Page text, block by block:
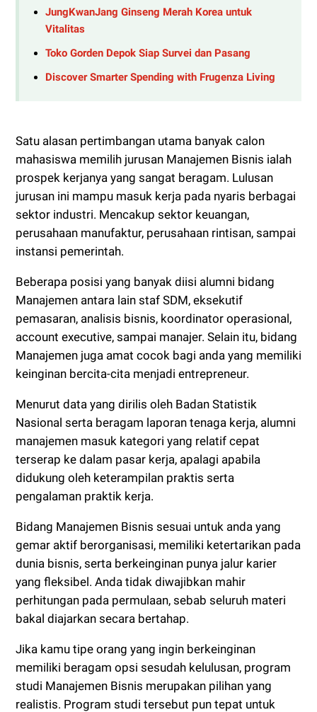
JungKwanJang Ginseng Merah Korea untuk
Vitalitas
Toko Gorden Depok Siap Survei dan Pasang
Discover Smarter Spending with Frugenza Living
Satu alasan pertimbangan utama banyak calon
mahasiswa memilih jurusan Manajemen Bisnis ialah
prospek kerjanya yang sangat beragam. Lulusan
jurusan ini mampu masuk kerja pada nyaris berbagai
sektor industri. Mencakup sektor keuangan,
perusahaan manufaktur, perusahaan rintisan, sampai
instansi pemerintah.
Beberapa posisi yang banyak diisi alumni bidang
Manajemen antara lain staf SDM, eksekutif
pemasaran, analisis bisnis, koordinator operasional,
account executive, sampai manajer. Selain itu, bidang
Manajemen juga amat cocok bagi anda yang memiliki
keinginan bercita-cita menjadi entrepreneur.
Menurut data yang dirilis oleh Badan Statistik
Nasional serta beragam laporan tenaga kerja, alumni
manajemen masuk kategori yang relatif cepat
terserap ke dalam pasar kerja, apalagi apabila
didukung oleh keterampilan praktis serta
pengalaman praktik kerja.
Bidang Manajemen Bisnis sesuai untuk anda yang
gemar aktif berorganisasi, memiliki ketertarikan pada
dunia bisnis, serta berkeinginan punya jalur karier
yang fleksibel. Anda tidak diwajibkan mahir
perhitungan pada permulaan, sebab seluruh materi
bakal diajarkan secara bertahap.
Jika kamu tipe orang yang ingin berkeinginan
memiliki beragam opsi sesudah kelulusan, program
studi Manajemen Bisnis merupakan pilihan yang
realistis. Program studi tersebut pun tepat untuk